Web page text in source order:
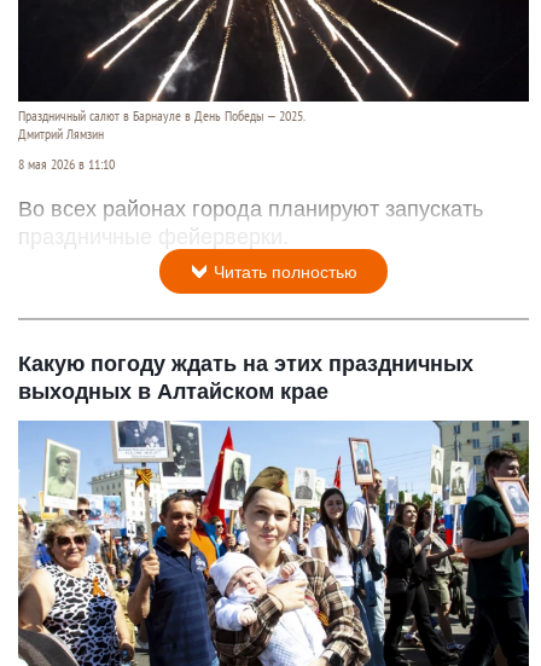
Праздничный салют в Барнауле в День Победы — 2025.
Дмитрий Лямзин
8 мая 2026 в 11:10
Во всех районах города планируют запускать
праздничные фейерверки.
Читать полностью
Какую погоду ждать на этих праздничных
выходных в Алтайском крае